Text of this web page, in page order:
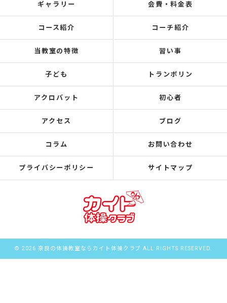
ギャラリー 会費・料金表
コース紹介 コーチ紹介
当教室の特徴 習い事
子ども トランポリン
アクロバット 初心者
アクセス ブログ
コラム お問い合わせ
プライバシーポリシー サイトマップ
© 2026 奈良の体操教室ならカイト体操クラブ ALL RIGHTS RESERVED.